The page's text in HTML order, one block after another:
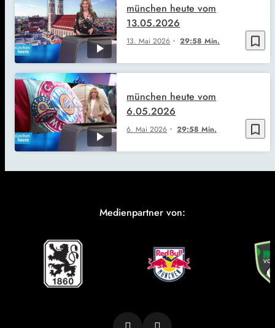
bookmark_border
13. Mai 2026 29:58 Min.
münchen heute vom
13.05.2026
bookmark_border
6. Mai 2026 29:58 Min.
münchen heute vom
6.05.2026
Medienpartner von: